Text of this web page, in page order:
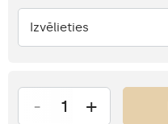
Nav
Izvēlieties
- +